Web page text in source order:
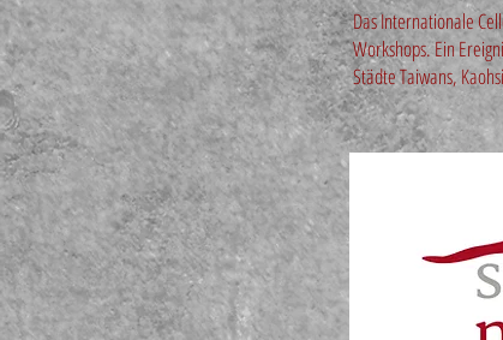
Das Internationale
Workshops. Ein
Städte Taiwans,